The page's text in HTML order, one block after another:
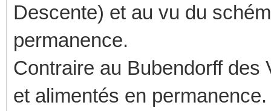
Descente) et au vu du
permanence.
Contraire au Bubendorff des
et alimentés en permanence.